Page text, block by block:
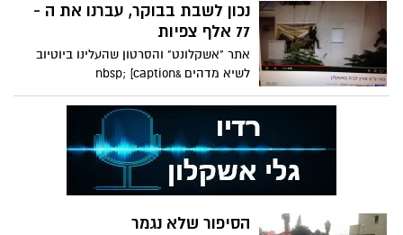
נכון לשבת בבוקר, עברנו את ה -
77 אלף צפיות
אתר "אשקלונט" והסרטון שהעלינו ביוטיוב
לשיא מדהים &nbsp; [caption
id="attachment_32017"
הסיפור שלא נגמר